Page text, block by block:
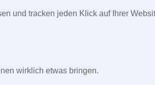
und tracken jeden Klick auf Ihrer
wirklich etwas bringen.